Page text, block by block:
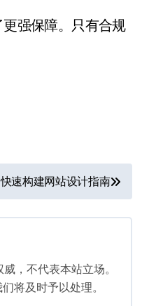
强保障。只有合规
速构建网站设计指南
，不代表本站立场。
将及时予以处理。